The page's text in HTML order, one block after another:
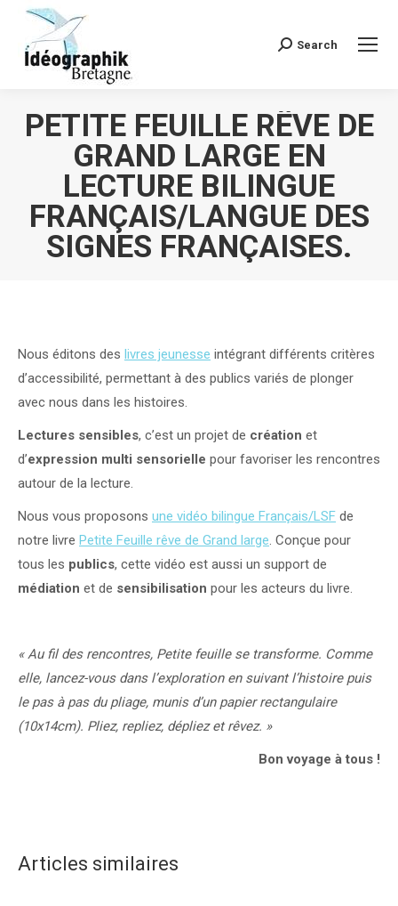
Recherche
Search
PETITE FEUILLE RÊVE DE
GRAND LARGE EN
LECTURE BILINGUE
FRANÇAIS/LANGUE DES
SIGNES FRANÇAISES.
Nous éditons des livres jeunesse intégrant différents critères
d’accessibilité, permettant à des publics variés de plonger
avec nous dans les histoires.
Lectures sensibles, c’est un projet de création et
d’expression multi sensorielle pour favoriser les rencontres
autour de la lecture.
Nous vous proposons une vidéo bilingue Français/LSF de
notre livre Petite Feuille rêve de Grand large. Conçue pour
tous les publics, cette vidéo est aussi un support de
médiation et de sensibilisation pour les acteurs du livre.
« Au fil des rencontres, Petite feuille se transforme. Comme
elle, lancez-vous dans l’exploration en suivant l’histoire puis
le pas à pas du pliage, munis d’un papier rectangulaire
(10x14cm). Pliez, repliez, dépliez et rêvez. »
Bon voyage à tous !
Articles similaires